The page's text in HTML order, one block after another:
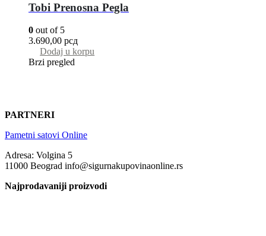
Tobi Prenosna Pegla
0 out of 5
3.690,00 рсд
Dodaj u korpu
Brzi pregled
PARTNERI
Pametni satovi Online
Adresa: Volgina 5
11000 Beograd info@sigurnakupovinaonline.rs
Najprodavaniji proizvodi